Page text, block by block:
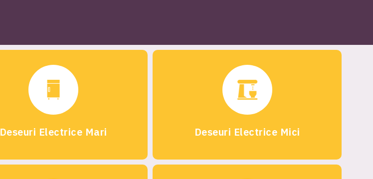
Deseuri Electrice Mari Deseuri Electrice Mici